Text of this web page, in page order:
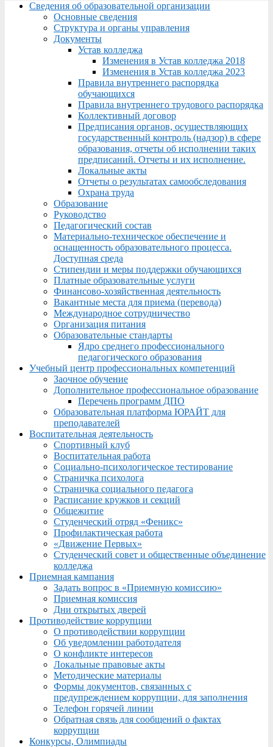
Menu
Сведения об образовательной организации
Основные сведения
Структура и органы управления
Документы
Устав колледжа
Изменения в Устав колледжа 2018
Изменения в Устав колледжа 2023
Правила внутреннего распорядка
обучающихся
Правила внутреннего трудового распорядка
Коллективный договор
Предписания органов, осуществляющих
государственный контроль (надзор) в сфере
образования, отчеты об исполнении таких
предписаний. Отчеты и их исполнение.
Локальные акты
Отчеты о результатах самообследования
Охрана труда
Образование
Руководство
Педагогический состав
Материально-техническое обеспечение и
оснащенность образовательного процесса.
Доступная среда
Стипендии и меры поддержки обучающихся
Платные образовательные услуги
Финансово-хозяйственная деятельность
Вакантные места для приема (перевода)
Международное сотрудничество
Организация питания
Образовательные стандарты
Ядро среднего профессионального
педагогического образования
Учебный центр профессиональных компетенций
Заочное обучение
Дополнительное профессиональное образование
Перечень программ ДПО
Образовательная платформа ЮРАЙТ для
преподавателей
Воспитательная деятельность
Спортивный клуб
Воспитательная работа
Социально-психологическое тестирование
Страничка психолога
Страничка социального педагога
Расписание кружков и секций
Общежитие
Студенческий отряд «Феникс»
Профилактическая работа
«Движение Первых»
Студенческий совет и общественные объединение
колледжа
Приемная кампания
Задать вопрос в «Приемную комиссию»
Приемная комиссия
Дни открытых дверей
Противодействие коррупции
О противодействии коррупции
Об уведомлении работодателя
О конфликте интересов
Локальные правовые акты
Методические материалы
Формы документов, связанных с
предупреждением коррупции, для заполнения
Телефон горячей линии
Обратная связь для сообщений о фактах
коррупции
Конкурсы, Олимпиады